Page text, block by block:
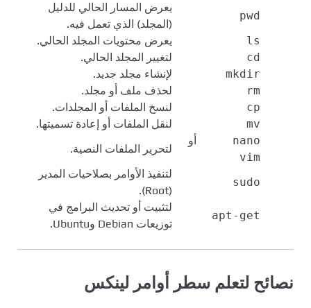
pwd
يعرض المسار الحالي للدليل
(المجلد) الذي تعمل فيه.
ls
يعرض محتويات المجلد الحالي.
cd
لتغيير المجلد الحالي.
mkdir
لإنشاء مجلد جديد.
rm
لحذف ملف أو مجلد.
cp
لنسخ الملفات أو المجلدات.
mv
لنقل الملفات أو إعادة تسميتها.
nano
أو
vim
لتحرير الملفات النصية.
sudo
لتنفيذ الأوامر بصلاحيات المدير
(Root).
apt-get
لتثبيت أو تحديث البرامج في
توزيعات Debian وUbuntu.
نصائح لتعلم سطر أوامر لينكس